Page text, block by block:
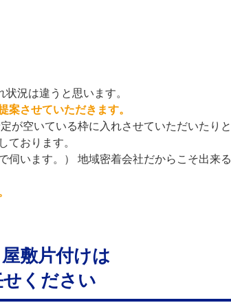
況は違うと思います。
させていただきます。
が空いている枠に入れさせていただいたりと
おります。
伺います。） 地域密着会社だからこそ出来る
敷片付けは
ください